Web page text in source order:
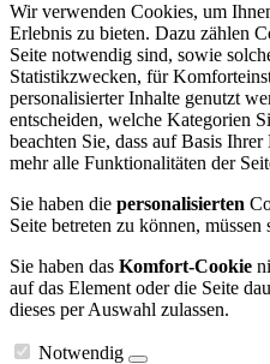
Wir verwenden Cookies, um
Erlebnis zu bieten. Dazu zählen
Seite notwendig sind, sowie
Statistikzwecken, für
personalisierter Inhalte genutzt
entscheiden, welche Kategorien
beachten Sie, dass auf Basis
mehr alle Funktionalitäten der
Sie haben die personalisierten
Seite betreten zu können,
Sie haben das Komfort-Cookie
auf das Element oder die Seite
dieses per Auswahl zulassen.
Notwendig